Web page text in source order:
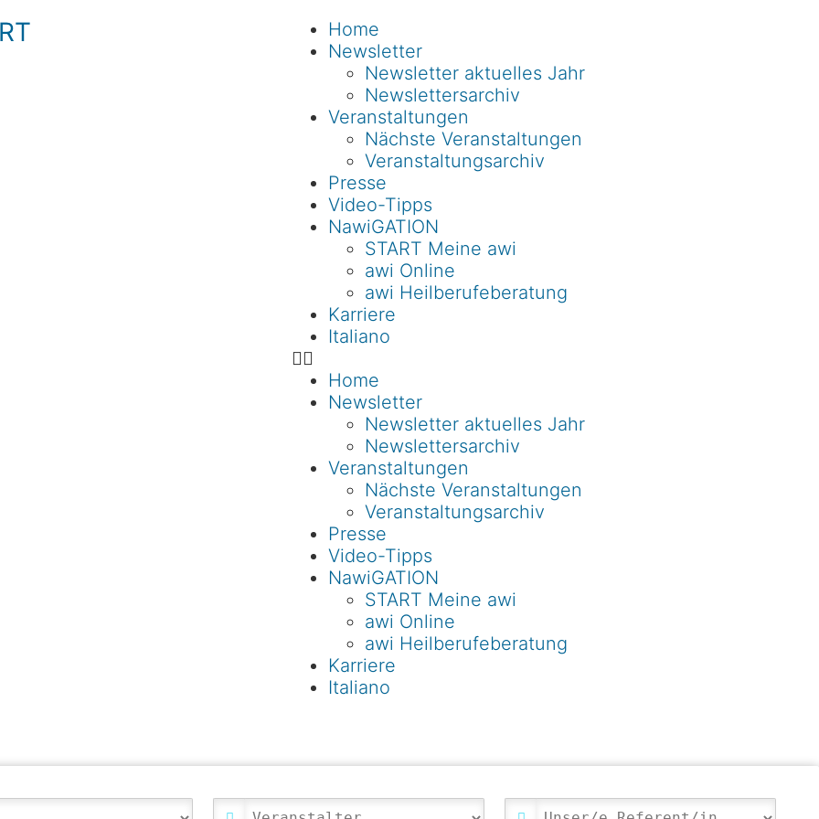
Home
Newsletter
Newsletter aktuelles Jahr
Newslettersarchiv
Veranstaltungen
Nächste Veranstaltungen
Veranstaltungsarchiv
Presse
Video-Tipps
NawiGATION
START Meine awi
awi Online
awi Heilberufeberatung
Karriere
Italiano
Home
Newsletter
Newsletter aktuelles Jahr
Newslettersarchiv
Veranstaltungen
Nächste Veranstaltungen
Veranstaltungsarchiv
Presse
Video-Tipps
NawiGATION
START Meine awi
awi Online
awi Heilberufeberatung
Karriere
Italiano